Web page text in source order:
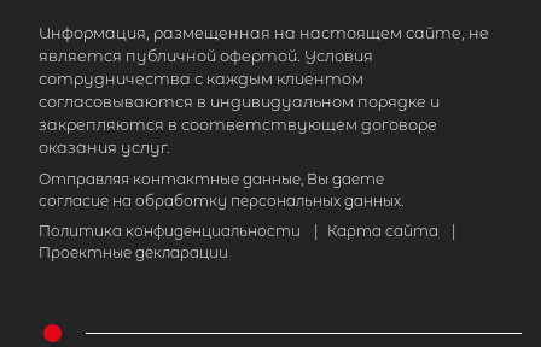
Популярное
Информация, размещенная на настоящем сайте, не
является публичной офертой. Условия
сотрудничества с каждым клиентом
согласовываются в индивидуальном порядке и
закрепляются в соответствующем договоре
оказания услуг.
Отправляя контактные данные, Вы даете
согласие на обработку персональных данных.
Политика конфиденциальности
Карта сайта
Проектные декларации